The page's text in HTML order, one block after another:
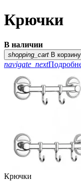
Крючки
В наличии
shopping_cart В корзину
navigate_next
Крючки